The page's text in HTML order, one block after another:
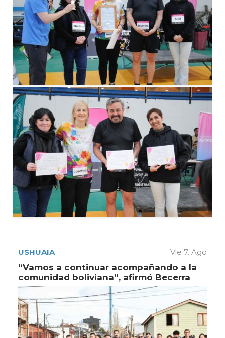
USHUAIA Vie 7. Ago
“Vamos a continuar acompañando a la
comunidad boliviana”, afirmó Becerra